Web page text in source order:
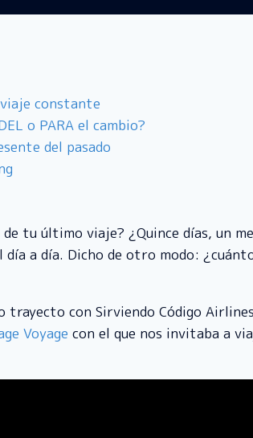
constante
o PARA el cambio?
del pasado
tu último viaje? ¿Quince días, un
a día. Dicho de otro modo:
trayecto con Sirviendo Código
Voyage con el que nos invitaba a